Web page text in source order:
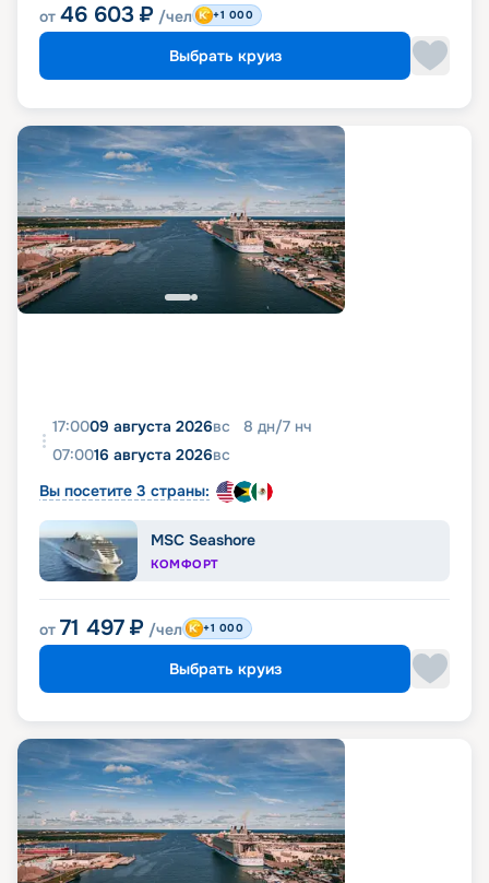
от 46 603 ₽ /чел +1 000
Выбрать круиз
17:0009 августа 2026вс 8 дн/7 нч
07:0016 августа 2026вс
Вы посетите 3 страны:
MSC Seashore
КОМФОРТ
от 71 497 ₽ /чел +1 000
Выбрать круиз